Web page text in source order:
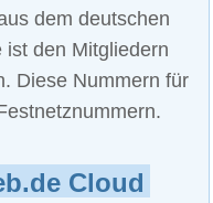
dem deutschen
ist den Mitgliedern
Diese Nummern für
Cloud